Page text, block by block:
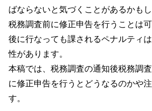
ばならないと気づくことがあるかもし
税務調査前に修正申告を行うことは
後に行なっても課されるペナルティ
性があります。
本稿では、税務調査の通知後税務調
に修正申告を行うとどうなるのかや
す。